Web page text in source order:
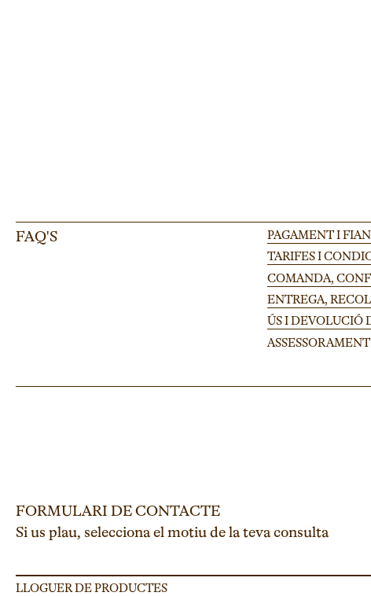
FAQ'S
PAGAMENT I
TARIFES I
COMANDA,
ENTREGA,
ÚS I DEVOLUCIÓ
FORMULARI DE CONTACTE
Si us plau, selecciona el motiu de la teva consulta
LLOGUER DE PRODUCTES